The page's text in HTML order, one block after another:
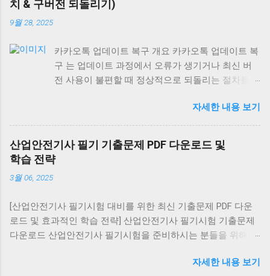
치 & 구버전 되돌리기)
9월 28, 2025
카카오톡 업데이트 복구 개요 카카오톡 업데이트 복
구 는 업데이트 과정에서 오류가 생기거나 최신 버
전 사용이 불편할 때 정상적으로 되돌리는 절차를
하지만, 구버전 복구는 안드로이드에서만 제한적으
로 가능하며 iOS와 PC는 불가능합니다. 안드로이드
에서 카카오톡 업데이트 복구 최신 버전 재설치: 구
글 플레이 스토어 → 카카오톡 검색 → [삭제] → [다
경로 사용을 권장 대화 내역 유지: 설치 전 카카오톡
백업 을 통해 데이터를 저장하세요. 아이폰(iOS)에서
카카오톡 업데이트 복구 구버전 복구 불가능 (앱스
후 앱스토어에서 최신 버전 재설치 대화 내역은
자세한 내용 보기
산업안전기사 필기 기출문제 PDF 다운로드 및
학습 전략
3월 06, 2025
[산업안전기사 필기시험 대비를 위한 최신 기출문제 PDF 다운
로드 및 효과적인 학습 전략] 산업안전기사 필기시험 기출문제
다운로드 산업안전기사 필기시험을 준비하시는 분들을 위해 최
2016년부터 2022년까지의 7개년 기출문제를 다운로드하실 수
자세한 내용 보기